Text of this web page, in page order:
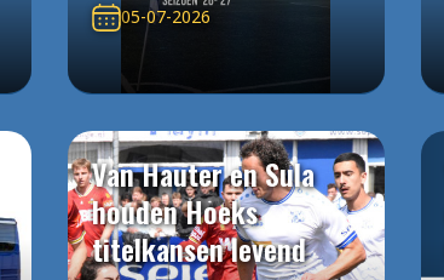
05-07-2026
Van Hauter en Sula
houden Hoeks
titelkansen levend